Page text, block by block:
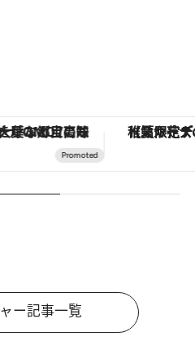
場！生姜、山椒、大葉など目にも舌にも涼を呼ぶ郷土の味 【夏限定ディナーコース】旬を
ー記事一覧